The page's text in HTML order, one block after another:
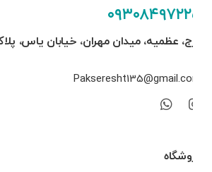
۰۹۳۰۸۴۹۷۲۲۵
کرج، عظمیه، میدان مهران، خیابان یاس، پلاک ۲۶
Pakseresht135@gmail.com
فروشگاه